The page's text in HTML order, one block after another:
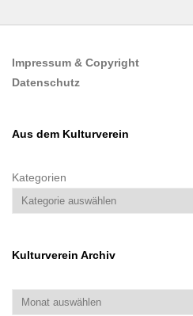
Impressum & Copyright
Datenschutz
Aus dem Kulturverein
Kategorien
Kulturverein Archiv
Archiv